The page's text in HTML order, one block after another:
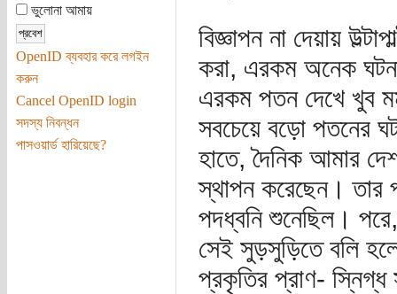
ভুলোনা আমায়
OpenID ব্যবহার করে লগইন
করুন
Cancel OpenID login
সদস্য নিবন্ধন
পাসওয়ার্ড হারিয়েছে?
বিজ্ঞাপন না দেয়ায়
করা, এরকম অনেক
এরকম পতন দেখে খুব
সবচেয়ে বড়ো পতনের
হাতে, দৈনিক আমার
স্থাপন করেছেন। তার
পদধ্বনি শুনেছিল।
সেই সুড়সুড়িতে বলি
প্রকৃতির প্রাণ- স্নিগ্ধ